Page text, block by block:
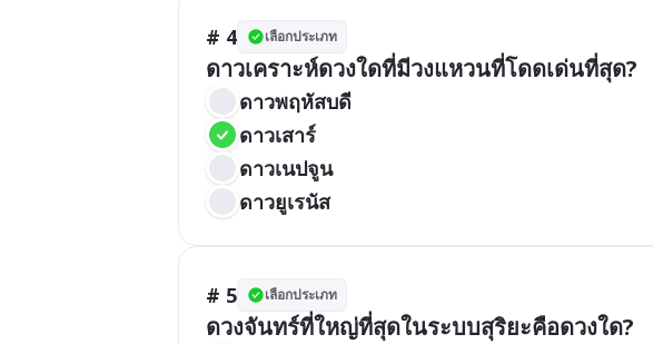
# 4 เลือกประเภท
ดาวเคราะห์ดวงใดที่มีวงแหวนที่โดดเด่นที่สุด?
ดาวพฤหัสบดี
ดาวเสาร์
ดาวเนปจูน
ดาวยูเรนัส
# 5 เลือกประเภท
ดวงจันทร์ที่ใหญ่ที่สุดในระบบสุริยะคือดวงใด?